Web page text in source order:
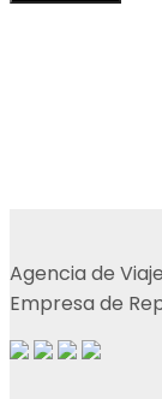
Agencia de
Empresa de